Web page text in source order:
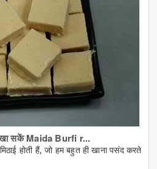
खा सकें Maida Burfi r...
होती हैं, जो हम बहुत ही खाना पसंद करते